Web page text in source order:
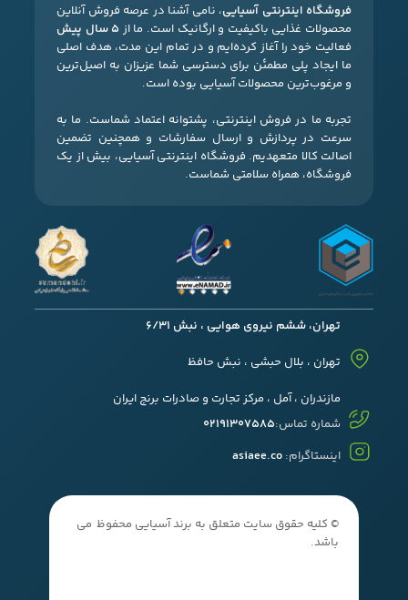
فروشگاه اینترنتی آسیایی، نامی آشنا در عرصه فروش آنلاین
محصولات غذایی باکیفیت و ارگانیک است. ما از ۵ سال پیش
فعالیت خود را آغاز کرده‌ایم و در تمام این مدت، هدف اصلی
ما ایجاد پلی مطمئن برای دسترسی شما عزیزان به اصیل‌ترین
و مرغوب‌ترین محصولات آسیایی بوده است.
تجربه ما در فروش اینترنتی، پشتوانه اعتماد شماست. ما به
سرعت در پردازش و ارسال سفارشات و همچنین تضمین
اصالت کالا متعهدیم. فروشگاه اینترنتی آسیایی، بیش از یک
فروشگاه، همراه سلامتی شماست.
تهران، ششم نیروی هوایی ، نبش 6/31
تهران ، بلال حبشی ، نبش حافظ
مازندران ، آمل ، مرکز تجارت و صادرات برنج ایران
شماره تماس:02191307585
اینستاگرام:
© کلیه حقوق سایت متعلق به برند آسیایی محفوظ می
باشد.